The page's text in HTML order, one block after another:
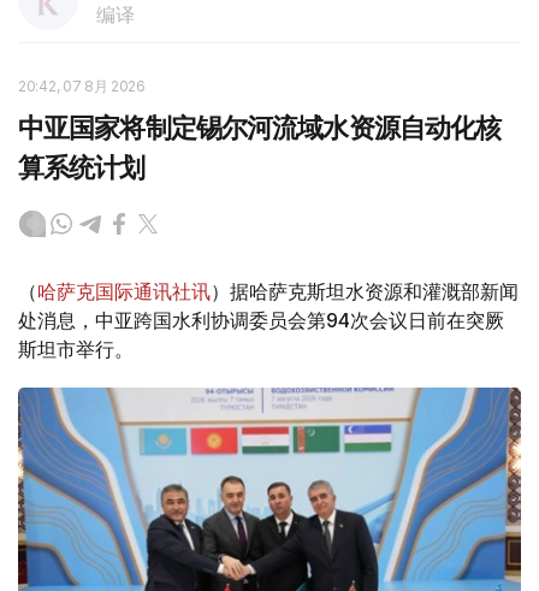
编译
20:42, 07 8月 2026
中亚国家将制定锡尔河流域水资源自动化核
算系统计划
（哈萨克国际通讯社讯）据哈萨克斯坦水资源和灌溉部新闻
处消息，中亚跨国水利协调委员会第94次会议日前在突厥
斯坦市举行。